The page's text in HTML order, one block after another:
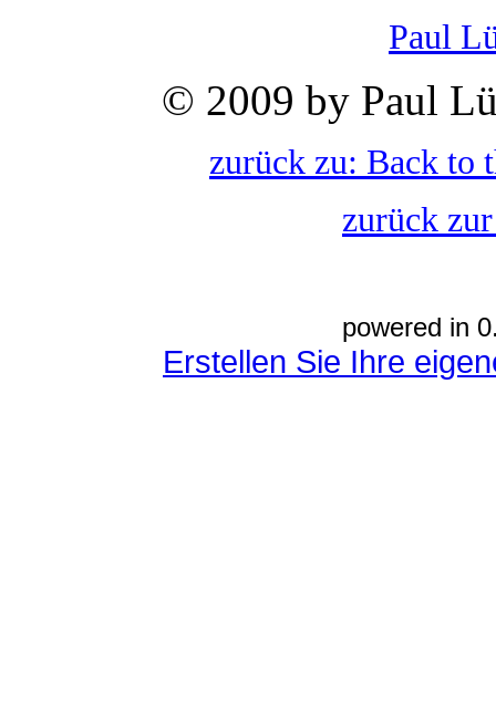
Paul
© 2009 by Paul
zurück zu: Back to
zurück
powered in
Erstellen Sie Ihre